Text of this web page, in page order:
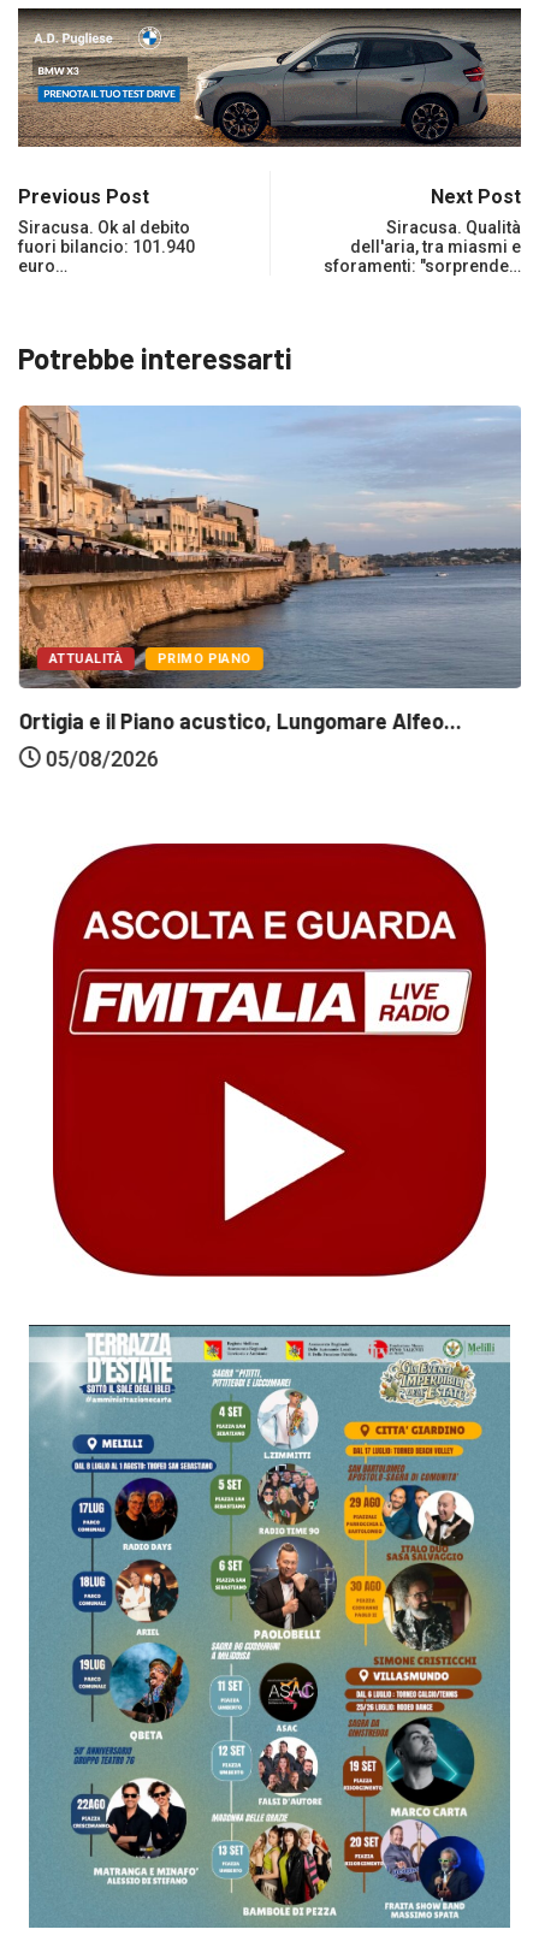
Previous Post
Siracusa. Ok al debito
fuori bilancio: 101.940
euro…
Next Post
Siracusa. Qualità
dell'aria, tra miasmi e
sforamenti: "sorprende…
Potrebbe interessarti
ATTUALITÀ PRIMO PIANO
Ortigia e il Piano acustico, Lungomare Alfeo...
05/08/2026